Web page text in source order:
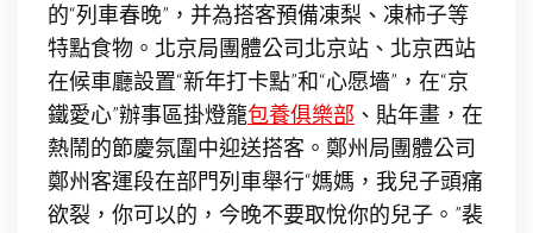
的“列車春晚”，并為搭客預備凍梨、凍柿子等
特點食物。北京局團體公司北京站、北京西站
在候車廳設置“新年打卡點”和“心愿墻”，在“京
鐵愛心”辦事區掛燈籠包養俱樂部 、貼年畫，在
熱鬧的節慶氛圍中迎送搭客。鄭州局團體公司
鄭州客運段在部門列車舉行“媽媽，我兒子頭痛
欲裂，你可以的，今晚不要取悅你的兒子。”裴